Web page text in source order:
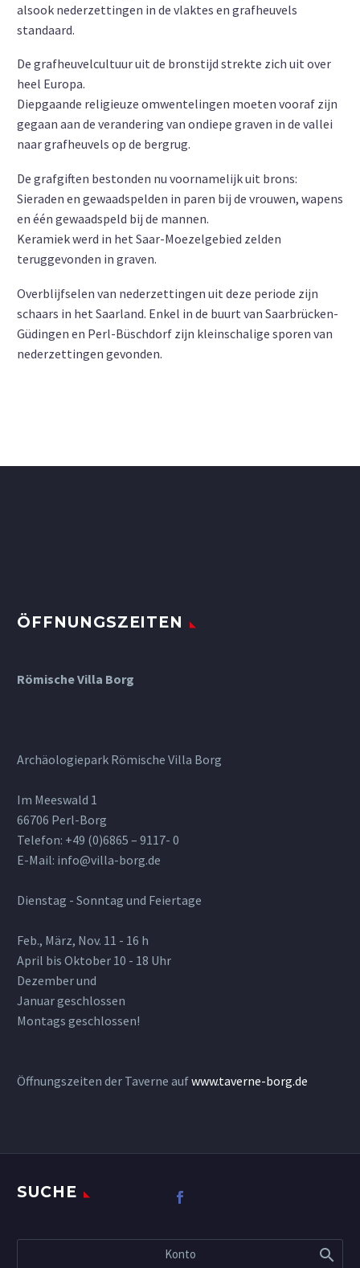
alsook nederzettingen in de vlaktes en grafheuvels
standaard.
De grafheuvelcultuur uit de bronstijd strekte zich uit over
heel Europa.
Diepgaande religieuze omwentelingen moeten vooraf zijn
gegaan aan de verandering van ondiepe graven in de vallei
naar grafheuvels op de bergrug.
De grafgiften bestonden nu voornamelijk uit brons:
Sieraden en gewaadspelden in paren bij de vrouwen, wapens
en één gewaadspeld bij de mannen.
Keramiek werd in het Saar-Moezelgebied zelden
teruggevonden in graven.
Overblijfselen van nederzettingen uit deze periode zijn
schaars in het Saarland. Enkel in de buurt van Saarbrücken-
Güdingen en Perl-Büschdorf zijn kleinschalige sporen van
nederzettingen gevonden.
ÖFFNUNGSZEITEN
Römische Villa Borg
Archäologiepark Römische Villa Borg
Im Meeswald 1
66706 Perl-Borg
Telefon: +49 (0)6865 – 9117- 0
E-Mail: info@villa-borg.de
Dienstag - Sonntag und Feiertage
Feb., März, Nov. 11 - 16 h
April bis Oktober 10 - 18 Uhr
Dezember und
Januar geschlossen
Montags geschlossen!
Öffnungszeiten der Taverne aufwww.taverne-borg.de
SUCHE
Konto